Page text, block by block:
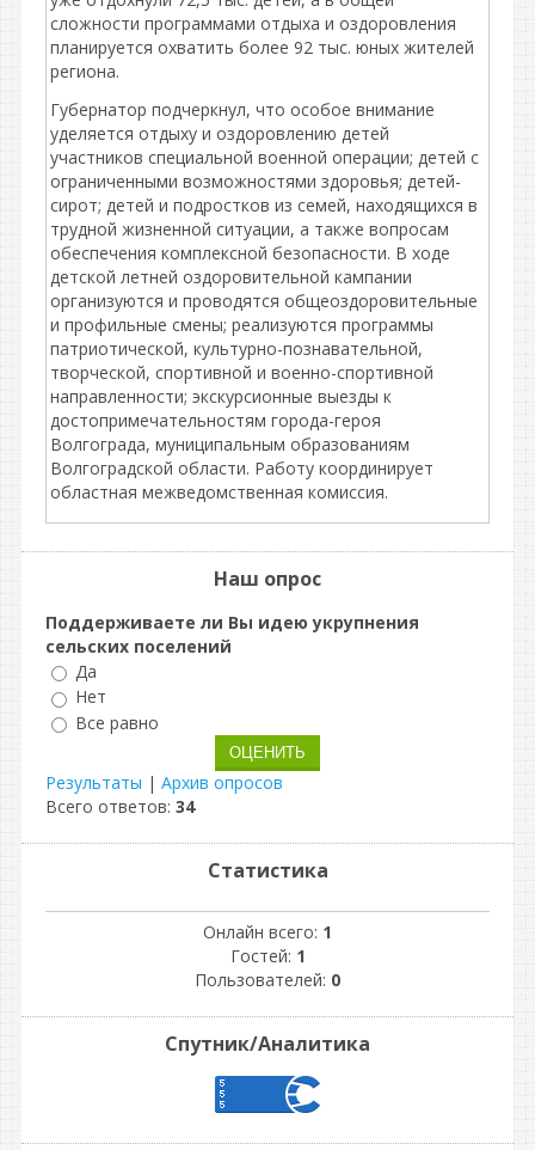
сложности программами отдыха и оздоровления
планируется охватить более 92 тыс. юных жителей
региона.
Губернатор подчеркнул, что особое внимание
уделяется отдыху и оздоровлению детей
участников специальной военной операции; детей с
ограниченными возможностями здоровья; детей-
сирот; детей и подростков из семей, находящихся в
трудной жизненной ситуации, а также вопросам
обеспечения комплексной безопасности. В ходе
детской летней оздоровительной кампании
организуются и проводятся общеоздоровительные
и профильные смены; реализуются программы
патриотической, культурно-познавательной,
творческой, спортивной и военно-спортивной
направленности; экскурсионные выезды к
достопримечательностям города-героя
Волгограда, муниципальным образованиям
Волгоградской области. Работу координирует
областная межведомственная комиссия.
Наш опрос
Поддерживаете ли Вы идею укрупнения
сельских поселений
Да
Нет
Все равно
Результаты | Архив опросов
Всего ответов: 34
Статистика
Онлайн всего: 1
Гостей: 1
Пользователей: 0
Спутник/Аналитика